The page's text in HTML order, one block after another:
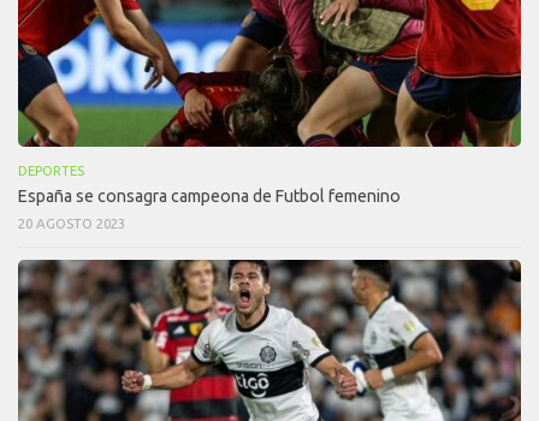
DEPORTES
España se consagra campeona de Futbol femenino
20 AGOSTO 2023